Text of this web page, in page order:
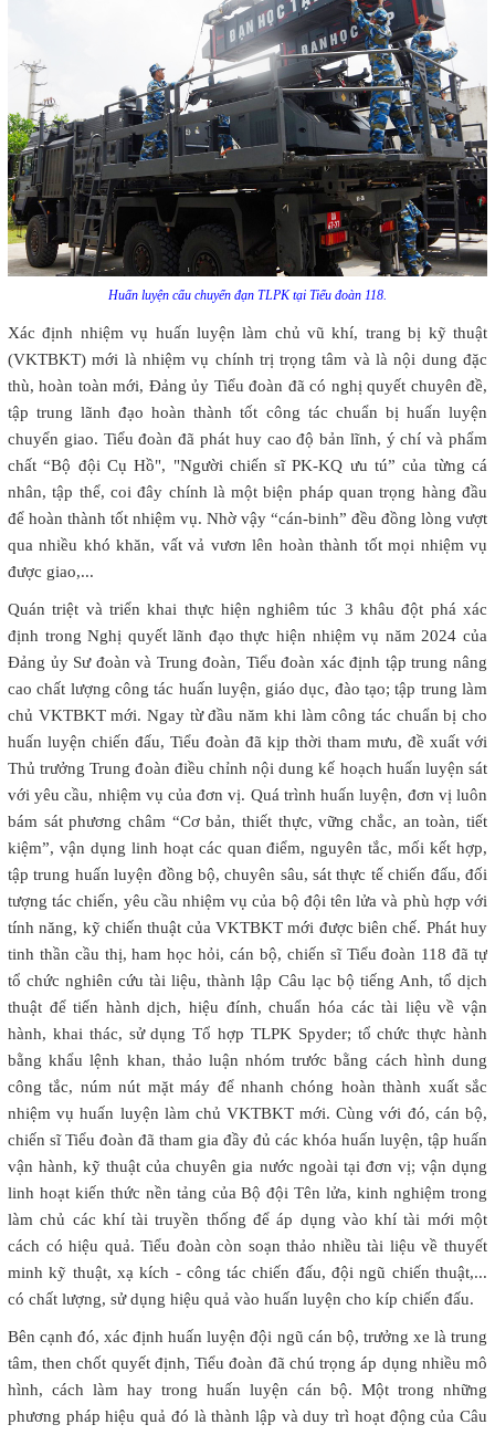
Huấn luyện cẩu chuyển đạn TLPK tại Tiểu đoàn 118.
Xác định nhiệm vụ huấn luyện làm chủ vũ khí, trang bị kỹ thuật
(VKTBKT) mới là nhiệm vụ chính trị trọng tâm và là nội dung đặc
thù, hoàn toàn mới, Đảng ủy Tiểu đoàn đã có nghị quyết chuyên đề,
tập trung lãnh đạo hoàn thành tốt công tác chuẩn bị huấn luyện
chuyển giao. Tiểu đoàn đã phát huy cao độ bản lĩnh, ý chí và phẩm
chất “Bộ đội Cụ Hồ", "Người chiến sĩ PK-KQ ưu tú” của từng cá
nhân, tập thể, coi đây chính là một biện pháp quan trọng hàng đầu
để hoàn thành tốt nhiệm vụ. Nhờ vậy “cán-binh” đều đồng lòng vượt
qua nhiều khó khăn, vất vả vươn lên hoàn thành tốt mọi nhiệm vụ
được giao,...
Quán triệt và triển khai thực hiện nghiêm túc 3 khâu đột phá xác
định trong Nghị quyết lãnh đạo thực hiện nhiệm vụ năm 2024 của
Đảng ủy Sư đoàn và Trung đoàn, Tiểu đoàn xác định tập trung nâng
cao chất lượng công tác huấn luyện, giáo dục, đào tạo; tập trung làm
chủ VKTBKT mới. Ngay từ đầu năm khi làm công tác chuẩn bị cho
huấn luyện chiến đấu, Tiểu đoàn đã kịp thời tham mưu, đề xuất với
Thủ trưởng Trung đoàn điều chỉnh nội dung kế hoạch huấn luyện sát
với yêu cầu, nhiệm vụ của đơn vị. Quá trình huấn luyện, đơn vị luôn
bám sát phương châm “Cơ bản, thiết thực, vững chắc, an toàn, tiết
kiệm”, vận dụng linh hoạt các quan điểm, nguyên tắc, mối kết hợp,
tập trung huấn luyện đồng bộ, chuyên sâu, sát thực tế chiến đấu, đối
tượng tác chiến, yêu cầu nhiệm vụ của bộ đội tên lửa và phù hợp với
tính năng, kỹ chiến thuật của VKTBKT mới được biên chế. Phát huy
tinh thần cầu thị, ham học hỏi, cán bộ, chiến sĩ Tiểu đoàn 118 đã tự
tổ chức nghiên cứu tài liệu, thành lập Câu lạc bộ tiếng Anh, tổ dịch
thuật để tiến hành dịch, hiệu đính, chuẩn hóa các tài liệu về vận
hành, khai thác, sử dụng Tổ hợp TLPK Spyder; tổ chức thực hành
bằng khẩu lệnh khan, thảo luận nhóm trước bằng cách hình dung
công tắc, núm nút mặt máy để nhanh chóng hoàn thành xuất sắc
nhiệm vụ huấn luyện làm chủ VKTBKT mới. Cùng với đó, cán bộ,
chiến sĩ Tiểu đoàn đã tham gia đầy đủ các khóa huấn luyện, tập huấn
vận hành, kỹ thuật của chuyên gia nước ngoài tại đơn vị; vận dụng
linh hoạt kiến thức nền tảng của Bộ đội Tên lửa, kinh nghiệm trong
làm chủ các khí tài truyền thống để áp dụng vào khí tài mới một
cách có hiệu quả. Tiểu đoàn còn soạn thảo nhiều tài liệu về thuyết
minh kỹ thuật, xạ kích - công tác chiến đấu, đội ngũ chiến thuật,...
có chất lượng, sử dụng hiệu quả vào huấn luyện cho kíp chiến đấu.
Bên cạnh đó, xác định huấn luyện đội ngũ cán bộ, trưởng xe là trung
tâm, then chốt quyết định, Tiểu đoàn đã chú trọng áp dụng nhiều mô
hình, cách làm hay trong huấn luyện cán bộ. Một trong những
phương pháp hiệu quả đó là thành lập và duy trì hoạt động của Câu